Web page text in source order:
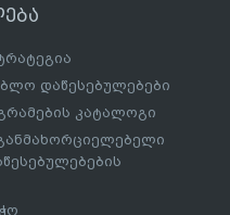
დაწესებულებები
კატალოგი